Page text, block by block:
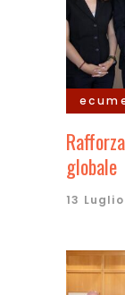
globale
13